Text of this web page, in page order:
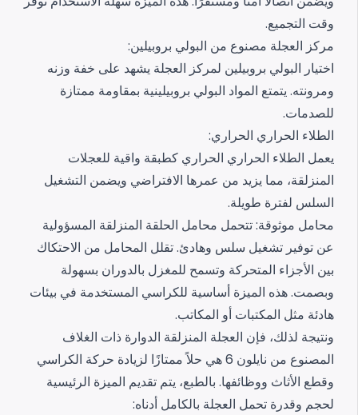
وقت التجميع.
مركز العجلة مصنوع من البولي بروبيلين:
اختيار البولي بروبيلين لمركز العجلة يشهد على خفة وزنه
ومرونته. يتمتع المواد البولي بروبيلينية بمقاومة ممتازة
للصدمات.
الطلاء الحراري الحراري:
يعمل الطلاء الحراري الحراري كطبقة واقية للعجلات
المنزلقة، مما يزيد من عمرها الافتراضي ويضمن التشغيل
السلس لفترة طويلة.
محامل موثوقة:تتحمل محامل الحلقة المنزلقة المسؤولية
عن توفير تشغيل سلس وهادئ. تقلل المحامل من الاحتكاك
بين الأجزاء المتحركة وتسمح للمغزل بالدوران بسهولة
وبصمت. هذه الميزة أساسية للكراسي المستخدمة في بيئات
هادئة مثل المكتبات أو المكاتب.
ونتيجة لذلك، فإن العجلة المنزلقة الدوارة ذات الغلاف
المصنوع من نايلون 6 هي حلاً ممتازًا لزيادة حركة الكراسي
وقطع الأثاث ووظائفها. بالطبع، يتم تقديم الميزة الرئيسية
لحجم وقدرة تحمل العجلة بالكامل أدناه: